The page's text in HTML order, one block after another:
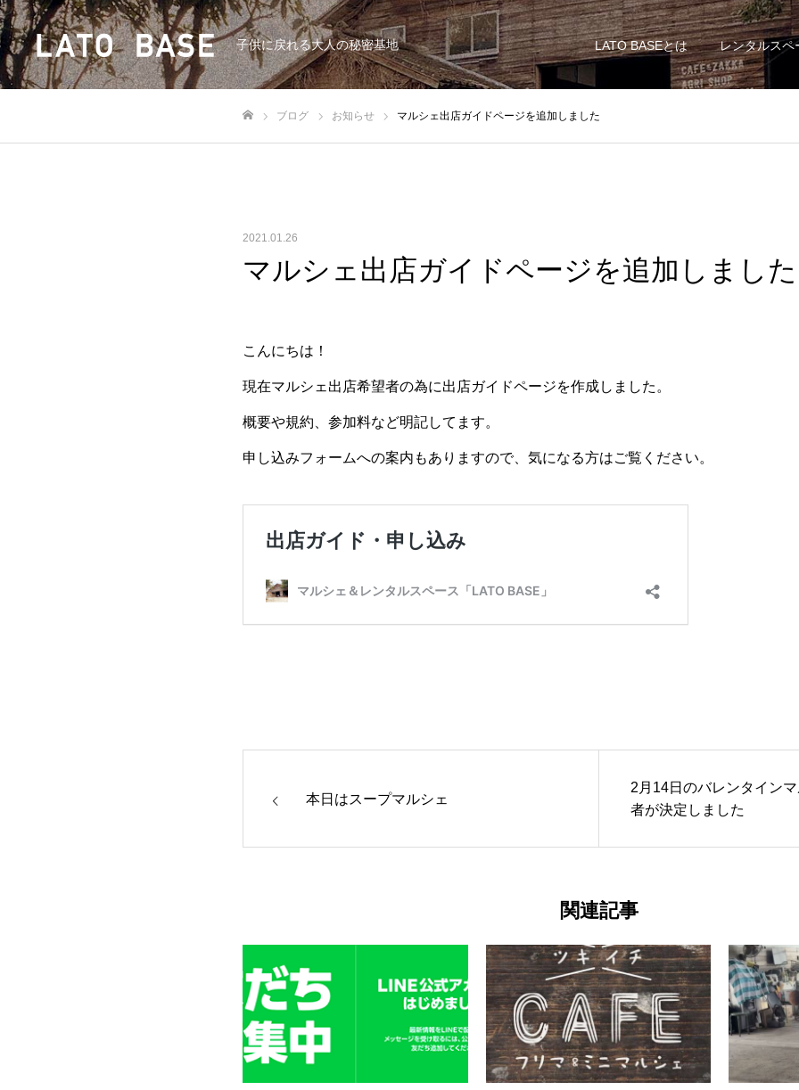
子供に戻れる大人の秘密基地 LATO BASEとは レンタルスペ
ブログ お知らせ マルシェ出店ガイドページを追加しました
2021.01.26
マルシェ出店ガイドページを追加しました
こんにちは！
現在マルシェ出店希望者の為に出店ガイドページを作成しました。
概要や規約、参加料など明記してます。
申し込みフォームへの案内もありますので、気になる方はご覧ください。
本日はスープマルシェ
2月14日のバレンタイン
者が決定しました
関連記事